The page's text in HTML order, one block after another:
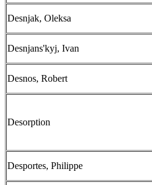
Desnjak, Oleksa
Desnjans'kyj, Ivan
Desnos, Robert
Desorption
Desportes, Philippe